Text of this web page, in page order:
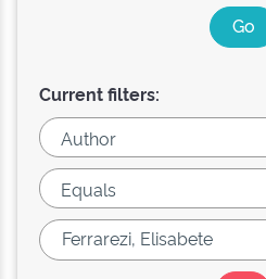
Current filters: